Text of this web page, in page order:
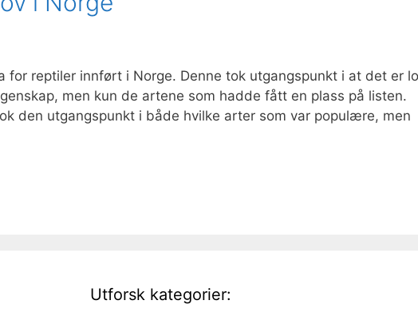
for reptiler innført i Norge. Denne tok utgangspunkt i at det er
men kun de artene som hadde fått en plass på listen.
den utgangspunkt i både hvilke arter som var populære, men
Utforsk kategorier: